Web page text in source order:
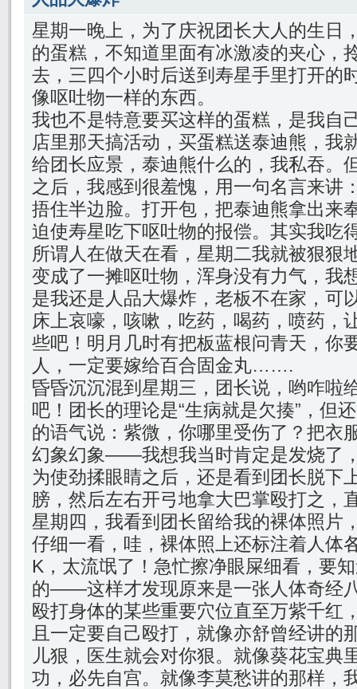
星期一晚上，为了庆祝团长大人的生日
的蛋糕，不知道里面有冰激凌的夹心，
去，三四个小时后送到寿星手里打开的
像呕吐物一样的东西。
我也不是特意要买这样的蛋糕，是我自
店里那天搞活动，买蛋糕送泰迪熊，我
给团长应景，泰迪熊什么的，我私吞。
之后，我感到很羞愧，用一句名言来讲
捂住半边脸。打开包，把泰迪熊拿出来
迫使寿星吃下呕吐物的报偿。其实我吃
所谓人在做天在看，星期二我就被狠狠
变成了一摊呕吐物，浑身没有力气，我
是我还是人品大爆炸，老板不在家，可
床上哀嚎，咳嗽，吃药，喝药，喷药，
些吧！明月几时有把板蓝根问青天，你
人，一定要嫁给百合固金丸…….
昏昏沉沉混到星期三，团长说，哟咋啦
吧！团长的理论是“生病就是欠揍”，但
的语气说：紫微，你哪里受伤了？把
幻象幻象——我想我当时肯定是发烧了
为使劲揉眼睛之后，还是看到团长脱下
膀，然后左右开弓地拿大巴掌殴打之
星期四，我看到团长留给我的裸体照片
仔细一看，哇，裸体照上还标注着人体
K，太流氓了！急忙擦净眼屎细看，要
的——这样才发现原来是一张人体奇经
殴打身体的某些重要穴位直至万紫千红
且一定要自己殴打，就像亦舒曾经讲的
儿狠，医生就会对你狠。就像葵花宝典
功，必先自宫。就像李莫愁讲的那样，